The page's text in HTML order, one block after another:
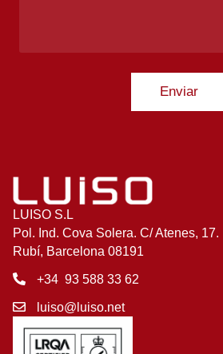
Enviar
LUISO S.L
Pol. Ind. Cova Solera. C/ Atenes, 17.
Rubí, Barcelona 08191
+34 93 588 33 62
luiso@luiso.net